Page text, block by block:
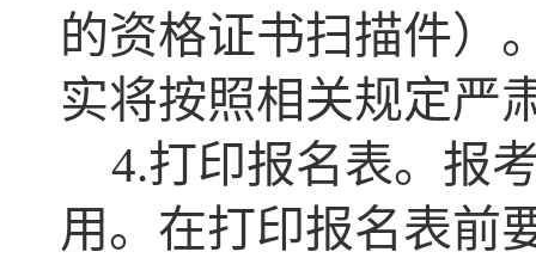
的资格证书扫描件）
实将按照相关规定严
4.打印报名表。报
用。在打印报名表前